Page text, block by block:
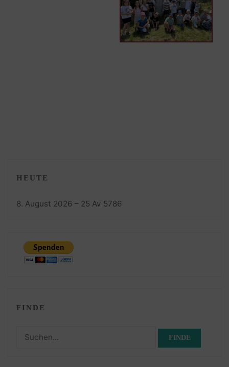
HEUTE
8. August 2026 – 25 Av 5786
FINDE
Suchen